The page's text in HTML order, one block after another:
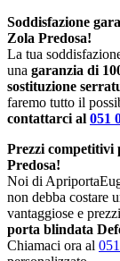
Soddisfazione
Zola Predosa!
La tua
una garanzia di
sostituzione
faremo tutto il
contattarci al 051
Prezzi competitivi
Predosa!
Noi di
non debba costare
vantaggiose e
porta blindata
Chiamaci ora al